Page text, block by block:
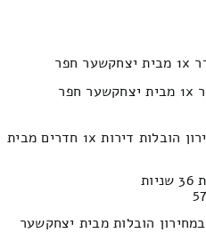
כמה באמת עולה הובלה דירת חדר 1x מבית יצחקשער חפר
הוצאות מחירים למעבר דירת חדר 1x מבית יצחקשער חפר
כמה עולה פירוק והרכבה של מחירון הובלות דירות 1x חדרים מבית
כמה יעלה העברת דירת חדר 1x במחירון הובלות מבית יצחקשער